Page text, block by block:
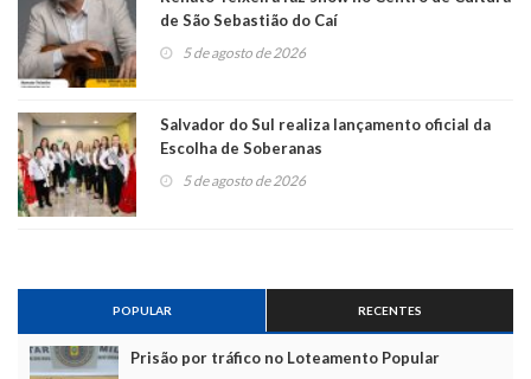
de São Sebastião do Caí
5 de agosto de 2026
Salvador do Sul realiza lançamento oficial da
Escolha de Soberanas
5 de agosto de 2026
POPULAR RECENTES
Prisão por tráfico no Loteamento Popular